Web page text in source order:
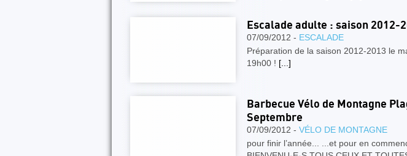
Escalade adulte : saison 2012-
07/09/2012 - ESCALADE
Préparation de la saison 2012-2013 le
19h00 ! [...]
Barbecue Vélo de Montagne
Septembre
07/09/2012 - VÉLO DE MONTAGNE
pour finir l’année... ...et pour en